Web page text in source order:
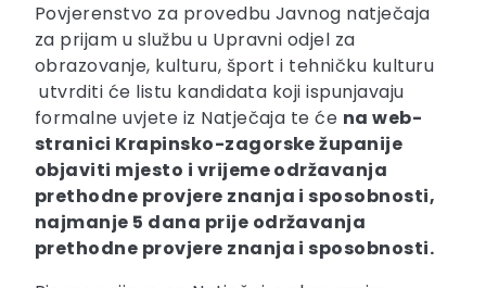
Povjerenstvo za provedbu Javnog natječaja
za prijam u službu u Upravni odjel za
obrazovanje, kulturu, šport i tehničku kulturu
utvrditi će listu kandidata koji ispunjavaju
formalne uvjete iz Natječaja te će na web-
stranici Krapinsko-zagorske županije
objaviti mjesto i vrijeme održavanja
prethodne provjere znanja i sposobnosti,
najmanje 5 dana prije održavanja
prethodne provjere znanja i sposobnosti.